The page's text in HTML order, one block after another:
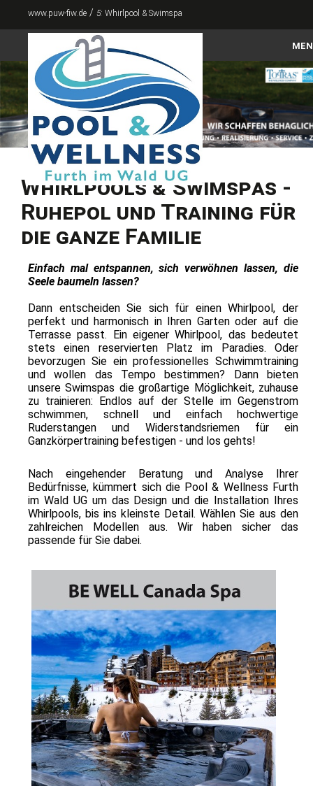
www.puw-fiw.de / 5: Whirlpool & Swimspa
Home
Pools
Abdeckungen
Zubehör
Whirlpool & Swimspa
Sauna & Infrarot
Für den Garten
Onlineshop
Whirlpools & Swimspas -
Ruhepol und Training für
die ganze Familie
Einfach mal entspannen, sich verwöhnen lassen, die
Seele baumeln lassen?
Dann entscheiden Sie sich für einen Whirlpool, der
perfekt und harmonisch in Ihren Garten oder auf die
Terrasse passt. Ein eigener Whirlpool, das bedeutet
stets einen reservierten Platz im Paradies. Oder
bevorzugen Sie ein professionelles Schwimmtraining
und wollen das Tempo bestimmen? Dann bieten
unsere Swimspas die großartige Möglichkeit, zuhause
zu trainieren: Endlos auf der Stelle im Gegenstrom
schwimmen, schnell und einfach hochwertige
Ruderstangen und Widerstandsriemen für ein
Ganzkörpertraining befestigen - und los gehts!
Nach eingehender Beratung und Analyse Ihrer
Bedürfnisse, kümmert sich die Pool & Wellness Furth
im Wald UG um das Design und die Installation Ihres
Whirlpools, bis ins kleinste Detail. Wählen Sie aus den
zahlreichen Modellen aus. Wir haben sicher das
passende für Sie dabei.